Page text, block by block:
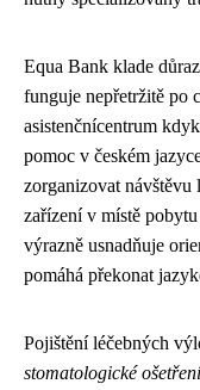
Equa Bank klade
funguje nepřetržitě po
asistenčnícentrum
pomoc v českém
zorganizovat
zařízení v místě
výrazně usnadňuje
pomáhá překonat
Pojištění léčebných
stomatologické